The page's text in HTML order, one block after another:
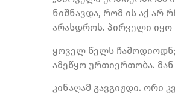
ნიშნავდა, რომ ის აქ არ
არასდროს. პირველი იყო
ყოველ წელს
ამეწყო ურთიერთობა. მან
კინაღამ გავგიჟდი. ორი